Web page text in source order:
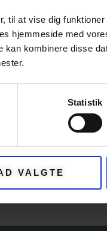
til at vise dig
hjemmeside med
kombinere disse
Statistik
VALGTE
Garnfryds
175,00kr. –225,00